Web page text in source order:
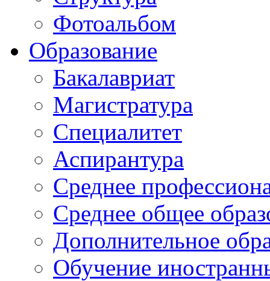
Фотоальбом
Образование
Бакалавриат
Магистратура
Специалитет
Аспирантура
Среднее
Среднее общее
Дополнительное
Обучение